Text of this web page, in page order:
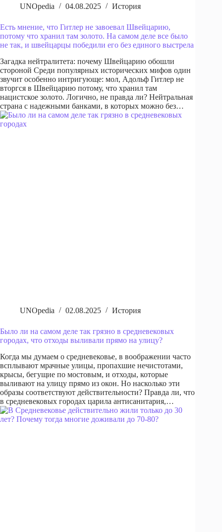
UNOpedia 04.08.2025 История
Есть мнение, что Гитлер не завоевал Швейцарию,
потому что хранил там золото. На самом деле все было
не так, и швейцарцы победили его без единого выстрела
Загадка нейтралитета: почему Швейцарию обошли
стороной Среди популярных исторических мифов один
звучит особенно интригующе: мол, Адольф Гитлер не
вторгся в Швейцарию потому, что хранил там
нацистское золото. Логично, не правда ли? Нейтральная
страна с надежными банками, в которых можно без…
UNOpedia 02.08.2025 История
Было ли на самом деле так грязно в средневековых
городах, что отходы выливали прямо на улицу?
Когда мы думаем о средневековье, в воображении часто
всплывают мрачные улицы, пропахшие нечистотами,
крысы, бегущие по мостовым, и отходы, которые
выливают на улицу прямо из окон. Но насколько эти
образы соответствуют действительности? Правда ли, что
в средневековых городах царила антисанитария,…